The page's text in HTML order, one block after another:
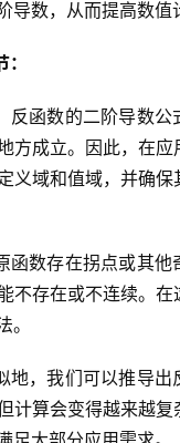
导数，从而提高数值
：
反函数的二阶导数公
方成立。因此，在
义域和值域，并确
函数存在拐点或其他
不存在或不连续。
地，我们可以推导出
计算会变得越来越